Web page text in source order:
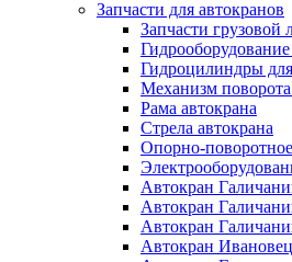
Запчасти для автокранов
Запчасти грузовой
Гидроцилиндры
Механизм поворота
Рама автокрана
Стрела автокрана
Опорно-поворотное
Автокран
Автокран
Автокран
Автокран Ивановец